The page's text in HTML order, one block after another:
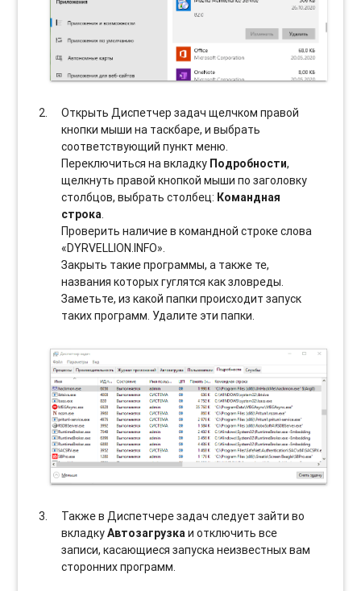
Открыть Диспетчер задач щелчком правой
кнопки мыши на таскбаре, и выбрать
соотвeтствующий пункт меню.
Переключиться на вкладку Подробности,
щелкнуть правой кнопкой мыши по заголовку
столбцов, выбрать столбец: Командная
строка.
Проверить наличие в командной строке слова
«DYRVELLION.INFO».
Закрыть такие программы, а также те,
названия которых гуглятся как зловреды.
Заметьте, из какой папки происходит запуск
таких программ. Удалите эти папки.
Также в Диспетчере задач следует зайти во
вкладкуАвтозагрузкаи отключить все
записи, касающиеся запуска неизвестных вам
сторонних программ.